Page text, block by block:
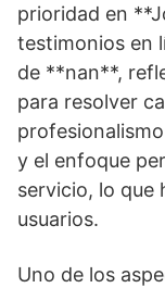
prioridad en
testimonios en
de **nan**,
para resolver
y el enfoque
servicio, lo que
usuarios.
Uno de los